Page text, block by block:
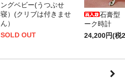
ングベビー(うつぶせ
寝）(クリブは付きませ
ん）
SOLD OUT
石膏型
ーク時計
24,200円(税